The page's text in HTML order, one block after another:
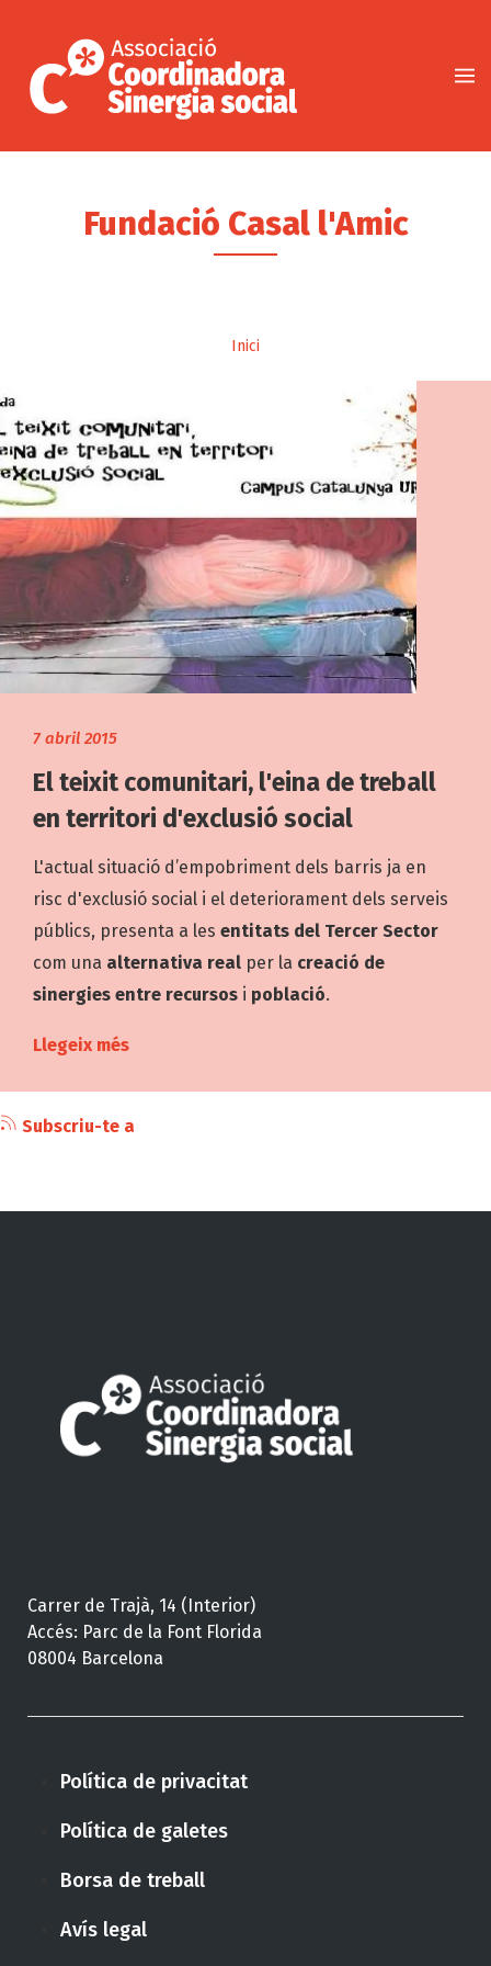
contingut
Fundació Casal l'Amic
Inici
7 abril 2015
El teixit comunitari, l'eina de treball
en territori d'exclusió social
L'actual situació d’empobriment dels barris ja en
risc d'exclusió social i el deteriorament dels serveis
públics, presenta a les entitats del Tercer Sector
com una alternativa real per la creació de
sinergies entre recursos i població.
Llegeix més
Subscriu-te a
Carrer de Trajà, 14 (Interior)
Accés: Parc de la Font Florida
08004 Barcelona
Política de privacitat
Política de galetes
Borsa de treball
Avís legal